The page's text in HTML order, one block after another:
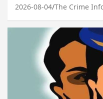
2026-08-04 The Crime